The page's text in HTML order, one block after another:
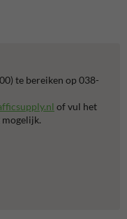
te bereiken op 038-
of vul het